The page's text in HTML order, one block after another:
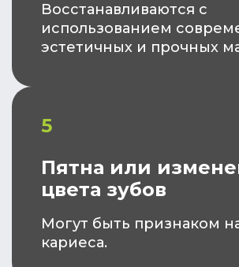
Восстанавливаются с
использованием
эстетичных и прочных
5
Пятна или
цвета зубов
Могут быть признаком
кариеса.